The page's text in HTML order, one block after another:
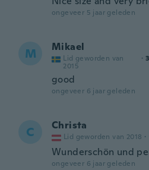
ongeveer 5 jaar geleden
M Mikael
Lid geworden van
2015
·
good
ongeveer 6 jaar geleden
C Christa
Lid geworden van 2018 ·
Wunderschön und
ongeveer 6 jaar geleden